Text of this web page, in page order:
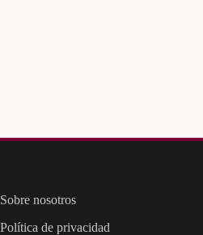
Sobre nosotros
Política de privacidad